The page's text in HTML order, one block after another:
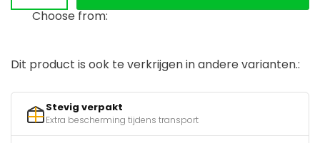
Choose from:
Dit product is ook te verkrijgen in andere varianten.:
Stevig verpakt
Extra bescherming tijdens transport